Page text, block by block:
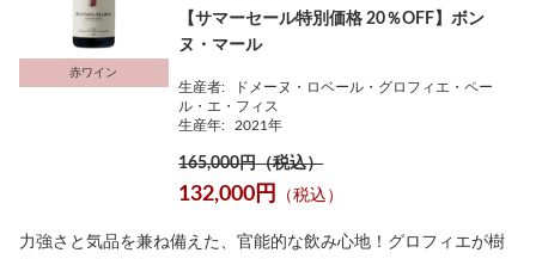
赤ワイン
【サマーセール特別価格 20％OFF】ボン
ヌ・マール
生産者:
ドメーヌ・ロベール・グロフィエ・ペー
ル・エ・フィス
生産年:
2021年
165,000円（税込）
132,000円 （税込）
力強さと気品を兼ね備えた、官能的な飲み心地！グロフィエが樹